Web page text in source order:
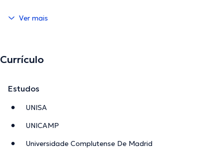
Ver mais
Currículo
Estudos
UNISA
UNICAMP
Universidade Complutense De Madrid